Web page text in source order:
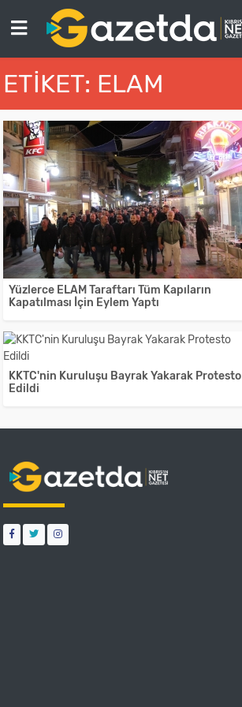
ETIKET: ELAM
Yüzlerce ELAM Taraftarı Tüm Kapıların
Kapatılması İçin Eylem Yaptı
KKTC'nin Kuruluşu Bayrak Yakarak Protesto
Edildi